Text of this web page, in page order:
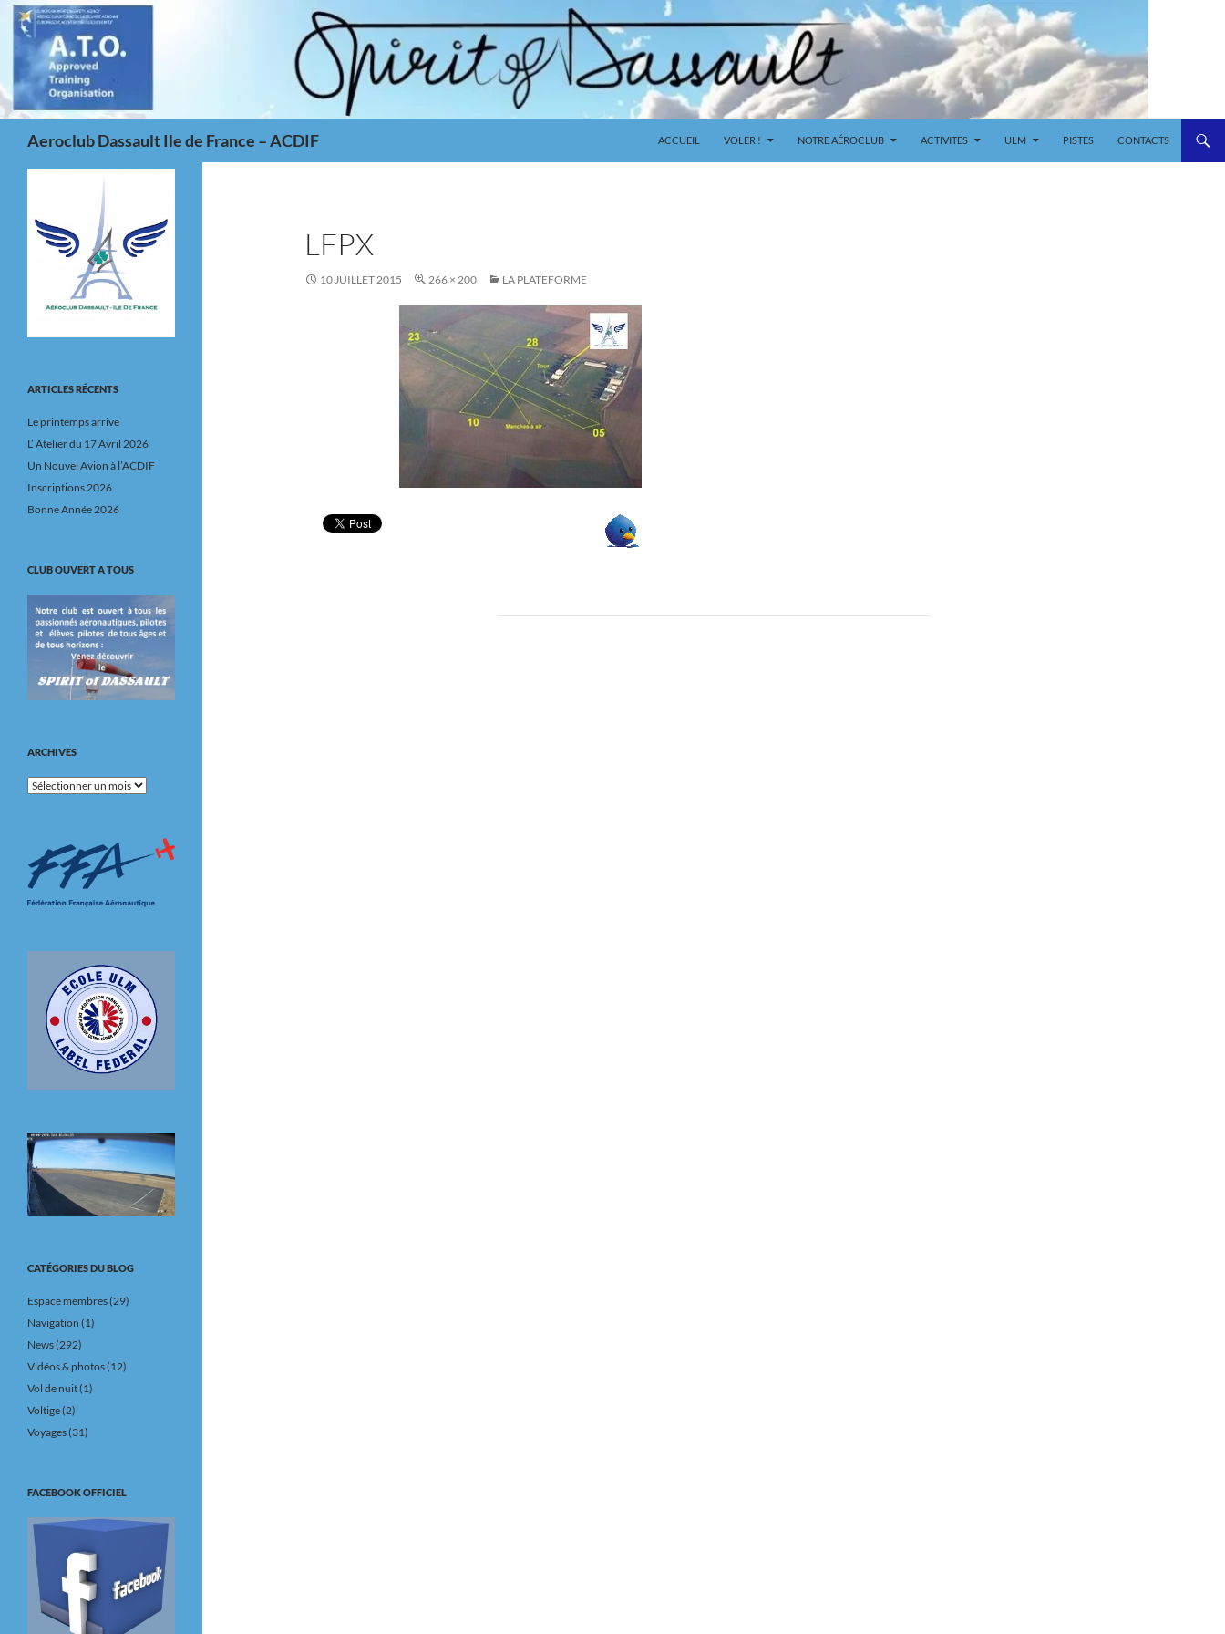
Aller
contenu
Aeroclub Dassault Ile de France – ACDIF ACCUEIL VOLER ! NOTRE AÉROCLUB ACTIVITES ULM PISTES CONTACTS
LFPX
10 JUILLET 2015 266 × 200 LA PLATEFORME
ARTICLES RÉCENTS
Le printemps arrive
L’ Atelier du 17 Avril 2026
Un Nouvel Avion à l’ACDIF
Inscriptions 2026
Bonne Année 2026
CLUB OUVERT A TOUS
ARCHIVES
Archives
CATÉGORIES DU BLOG
Espace membres(29)
Navigation (1)
News(292)
Vidéos & photos(12)
Vol de nuit(1)
Voltige(2)
Voyages(31)
FACEBOOK OFFICIEL